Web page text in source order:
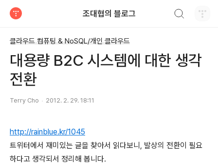
조대협의 블로그
클라우드 컴퓨팅 & NoSQL/개인 클라우드
대용량 B2C 시스템에 대한 생각
전환
Terry Cho 2012. 2. 29. 18:11
http://rainblue.kr/1045
트위터에서 재미있는 글을 찾아서 읽다보니, 발상의 전환이 필요
하다고 생각되서 정리해 봅니다.